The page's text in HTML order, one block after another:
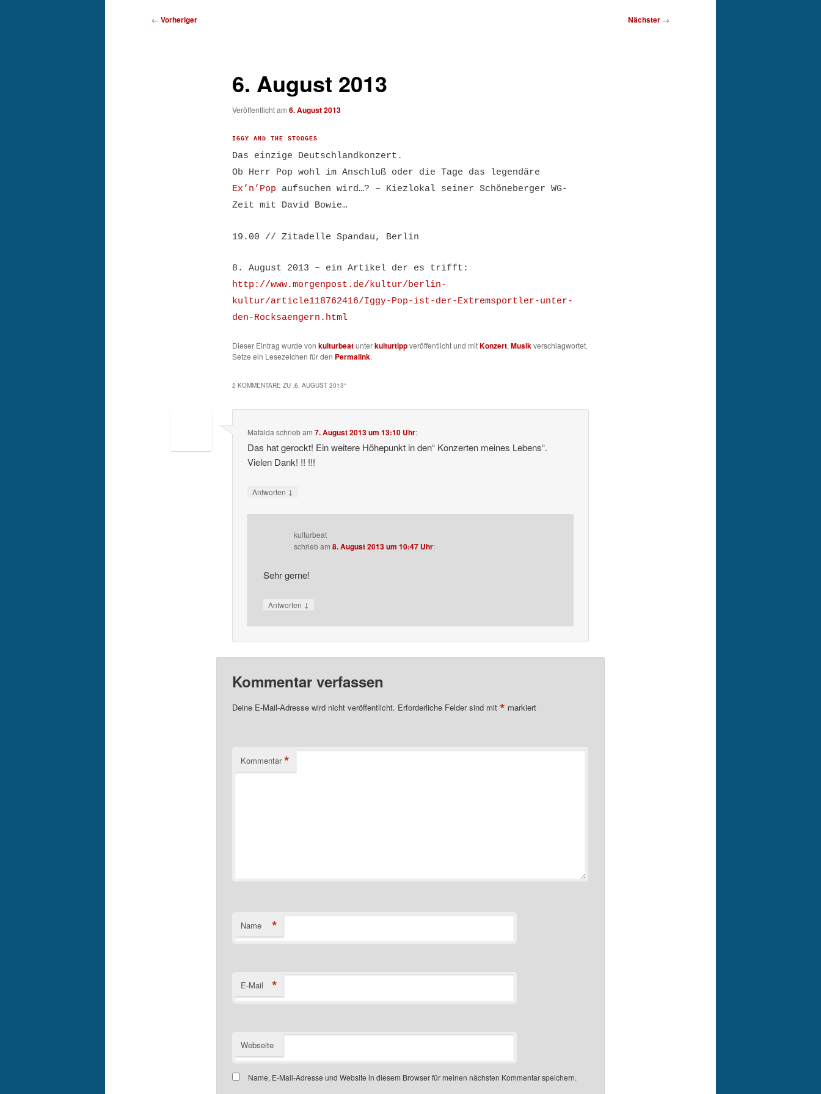
Beitragsnavigation
← Vorheriger Nächster →
6. August 2013
Veröffentlicht am 6. August 2013
IGGY AND THE STOOGES
Das einzige Deutschlandkonzert.
Ob Herr Pop wohl im Anschluß oder die Tage das legendäre
Ex’n’Pop aufsuchen wird…? – Kiezlokal seiner Schöneberger WG-
Zeit mit David Bowie…
19.00 // Zitadelle Spandau, Berlin
8. August 2013 – ein Artikel der es trifft:
http://www.morgenpost.de/kultur/berlin-
kultur/article118762416/Iggy-Pop-ist-der-Extremsportler-unter-
den-Rocksaengern.html
Dieser Eintrag wurde von kulturbeatunterkulturtippveröffentlicht und mitKonzert, Musikverschlagwortet.
Setze ein Lesezeichen für den Permalink.
2 KOMMENTARE ZU „ 6. AUGUST 2013“
Mafalda schriebam7. August 2013 um 13:10 Uhr:
Das hat gerockt! Ein weitere Höhepunkt in den“ Konzerten meines Lebens“.
Vielen Dank! !! !!!
Antworten ↓
kulturbeat
schriebam 8. August 2013 um 10:47 Uhr:
Sehr gerne!
Antworten ↓
Kommentar verfassen
Deine E-Mail-Adresse wird nicht veröffentlicht. Erforderliche Felder sind mit * markiert
Kommentar *
Name *
E-Mail *
Webseite
Name, E-Mail-Adresse und Website in diesem Browser für meinen nächsten Kommentar speichern.